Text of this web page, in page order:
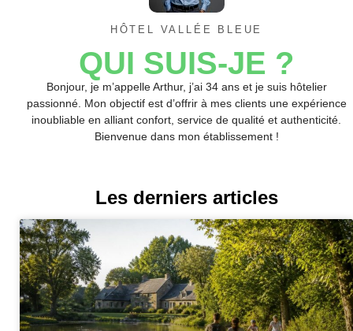
HÔTEL VALLÉE BLEUE
QUI SUIS-JE ?
Bonjour, je m’appelle Arthur, j’ai 34 ans et je suis hôtelier
passionné. Mon objectif est d’offrir à mes clients une expérience
inoubliable en alliant confort, service de qualité et authenticité.
Bienvenue dans mon établissement !
Les derniers articles